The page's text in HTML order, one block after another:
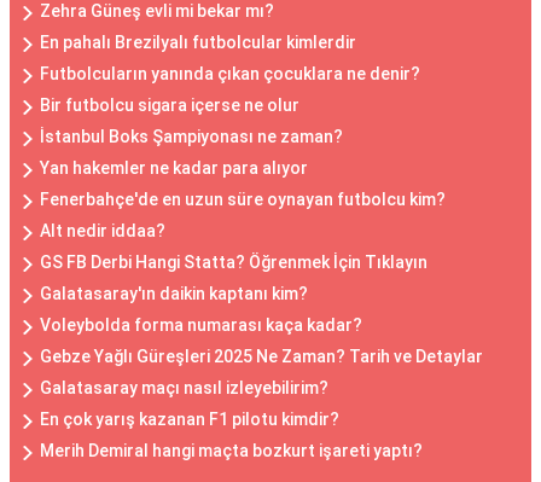
Zehra Güneş evli mi bekar mı?
En pahalı Brezilyalı futbolcular kimlerdir
Futbolcuların yanında çıkan çocuklara ne denir?
Bir futbolcu sigara içerse ne olur
İstanbul Boks Şampiyonası ne zaman?
Yan hakemler ne kadar para alıyor
Fenerbahçe'de en uzun süre oynayan futbolcu kim?
Alt nedir iddaa?
GS FB Derbi Hangi Statta? Öğrenmek İçin Tıklayın
Galatasaray'ın daikin kaptanı kim?
Voleybolda forma numarası kaça kadar?
Gebze Yağlı Güreşleri 2025 Ne Zaman? Tarih ve Detaylar
Galatasaray maçı nasıl izleyebilirim?
En çok yarış kazanan F1 pilotu kimdir?
Merih Demiral hangi maçta bozkurt işareti yaptı?